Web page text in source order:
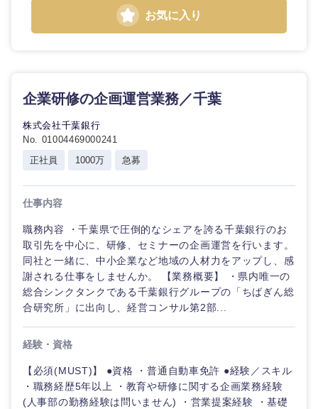
お気に入り
企業研修の企画運営業務／千葉
株式会社千葉銀行
No. 01004469000241
正社員
1000万 急募
仕事内容
職務内容 ・千葉県で圧倒的なシェアを誇る千葉銀行のお
取引先を中心に、研修、セミナーの企画運営を行います。
同社と一緒に、中小企業など地域の人材力をアップし、感
謝される仕事をしませんか。 【業務概要】 ・県内唯一の
総合シンクタンクである千葉銀行グループの「ちばぎん総
合研究所」に出向し、経営コンサル第2部...
経験・資格
【必須(MUST)】 ●資格 ・普通自動車免許 ●経験／スキル
・職務経歴5年以上 ・教育や研修に関する企画業務経験
(人事部の勤務経験は問いません) ・営業提案経験 ・基礎